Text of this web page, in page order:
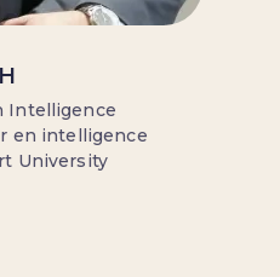
Intelligence
en intelligence
University